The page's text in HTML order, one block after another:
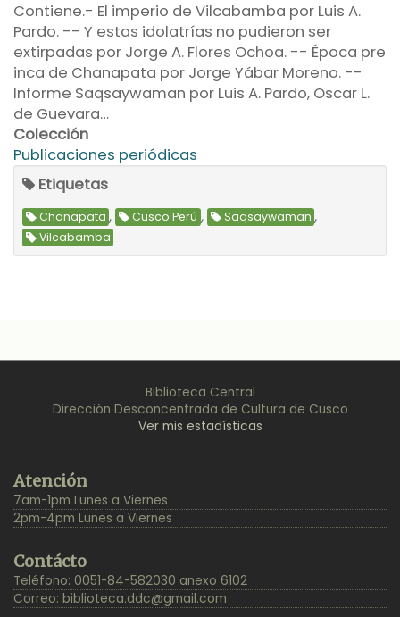
Contiene.- El imperio de Vilcabamba por Luis A.
Pardo. -- Y estas idolatrías no pudieron ser
extirpadas por Jorge A. Flores Ochoa. -- Época pre
inca de Chanapata por Jorge Yábar Moreno. --
Informe Saqsaywaman por Luis A. Pardo, Oscar L.
de Guevara…
Colección
Publicaciones periódicas
Etiquetas
Chanapata , Cusco Perú , Saqsaywaman ,
Vilcabamba
Biblioteca Central
Dirección Desconcentrada de Cultura de Cusco
Ver mis estadísticas
Top
Atención
7am-1pm Lunes a Viernes
2pm-4pm Lunes a Viernes
Contácto
Teléfono: 0051-84-582030 anexo 6102
Correo: biblioteca.ddc@gmail.com